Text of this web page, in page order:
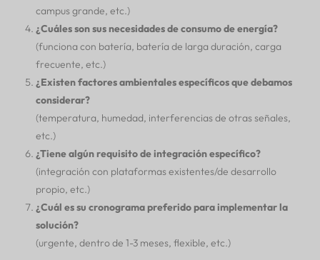
campus grande, etc.)
¿Cuáles son sus necesidades de consumo de energía?
(funciona con batería, batería de larga duración, carga
frecuente, etc.)
¿Existen factores ambientales específicos que debamos
considerar?
(temperatura, humedad, interferencias de otras señales,
etc.)
¿Tiene algún requisito de integración específico?
(integración con plataformas existentes/de desarrollo
propio, etc.)
¿Cuál es su cronograma preferido para implementar la
solución?
(urgente, dentro de 1-3 meses, flexible, etc.)